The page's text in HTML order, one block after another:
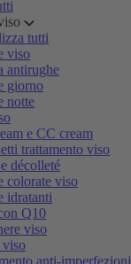
tutti
viso
antirughe
giorno
notte
e CC cream
trattamento viso
décolleté
colorate viso
idratanti
Q10
viso
viso
anti-imperfezioni